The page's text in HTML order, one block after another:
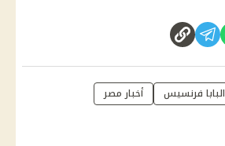
البابا فرنسيس أخبار مصر